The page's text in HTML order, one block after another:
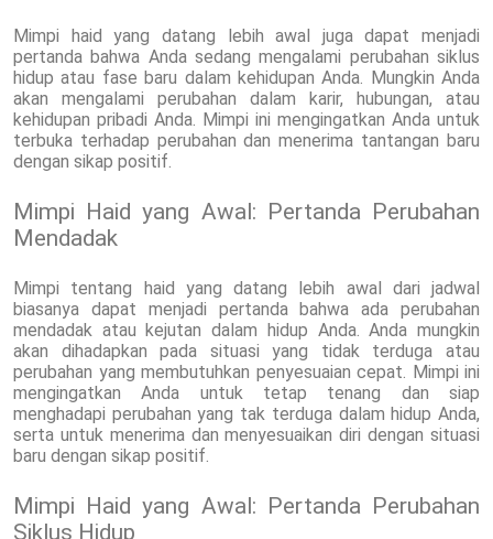
Mimpi haid yang datang lebih awal juga dapat menjadi
pertanda bahwa Anda sedang mengalami perubahan siklus
hidup atau fase baru dalam kehidupan Anda. Mungkin Anda
akan mengalami perubahan dalam karir, hubungan, atau
kehidupan pribadi Anda. Mimpi ini mengingatkan Anda untuk
terbuka terhadap perubahan dan menerima tantangan baru
dengan sikap positif.
Mimpi Haid yang Awal: Pertanda Perubahan
Mendadak
Mimpi tentang haid yang datang lebih awal dari jadwal
biasanya dapat menjadi pertanda bahwa ada perubahan
mendadak atau kejutan dalam hidup Anda. Anda mungkin
akan dihadapkan pada situasi yang tidak terduga atau
perubahan yang membutuhkan penyesuaian cepat. Mimpi ini
mengingatkan Anda untuk tetap tenang dan siap
menghadapi perubahan yang tak terduga dalam hidup Anda,
serta untuk menerima dan menyesuaikan diri dengan situasi
baru dengan sikap positif.
Mimpi Haid yang Awal: Pertanda Perubahan
Siklus Hidup